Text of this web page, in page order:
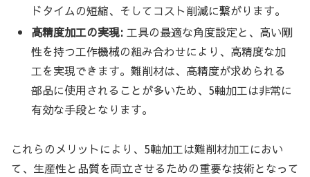
ドタイムの短縮、そしてコスト削減に繋がります。
高精度加工の実現: 工具の最適な角度設定と、高い剛
性を持つ工作機械の組み合わせにより、高精度な加
工を実現できます。難削材は、高精度が求められる
部品に使用されることが多いため、5軸加工は非常に
有効な手段となります。
これらのメリットにより、5軸加工は難削材加工におい
て、生産性と品質を両立させるための重要な技術となって